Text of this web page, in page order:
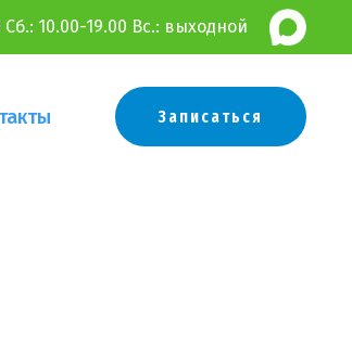
10.00-19.00 Вс.: выходной
Записаться